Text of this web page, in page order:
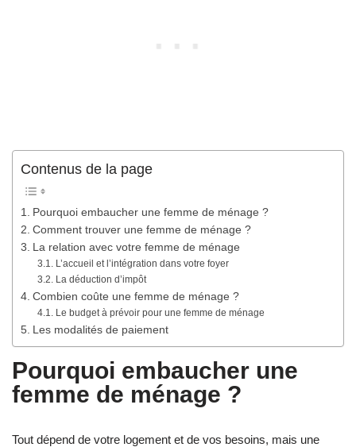
Contenus de la page
Pourquoi embaucher une femme de ménage ?
Comment trouver une femme de ménage ?
La relation avec votre femme de ménage
L’accueil et l’intégration dans votre foyer
La déduction d’impôt
Combien coûte une femme de ménage ?
Le budget à prévoir pour une femme de ménage
Les modalités de paiement
Pourquoi embaucher une
femme de ménage ?
Tout dépend de votre logement et de vos besoins, mais une